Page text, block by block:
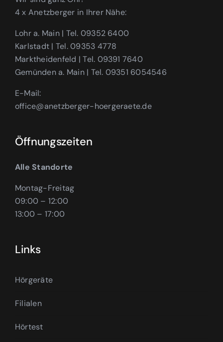
4 x Anetzberger in Ihrer Nähe:
Lohr a. Main | Tel. 09352 6400
Karlstadt | Tel.09353 4778
Marktheidenfeld | Tel. 09391 7640
Gemünden a. Main | Tel. 09351 6054546
E-Mail:
ed.etearegreoh-regrebztena
@eciffo
Öffnungszeiten
Alle Standorte
Montag-Freitag
09:00 – 12:00
13:00 – 17:00
Links
Hörgeräte
Filialen
Hörtest